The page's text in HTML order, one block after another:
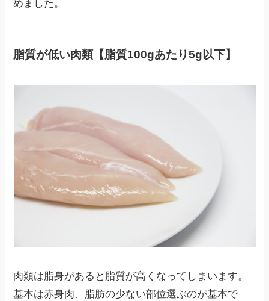
めました。
脂質が低い肉類【脂質100gあたり5g以下】
肉類は脂身があると脂質が高くなってしまいます。
基本は赤身肉、脂肪の少ない部位選ぶのが基本で